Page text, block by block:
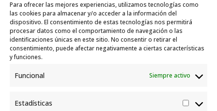
Para ofrecer las mejores experiencias, utilizamos tecnologías como
las cookies para almacenar y/o acceder a la información del
dispositivo. El consentimiento de estas tecnologías nos permitirá
procesar datos como el comportamiento de navegación o las
identificaciones únicas en este sitio. No consentir o retirar el
consentimiento, puede afectar negativamente a ciertas características
y funciones.
Funcional Siempre activo
Estadísticas
Garelli-Refugio: Acciones de empleo en el
marco del Sistema de Acogida de Protección
Internacional 10 julio, 2026